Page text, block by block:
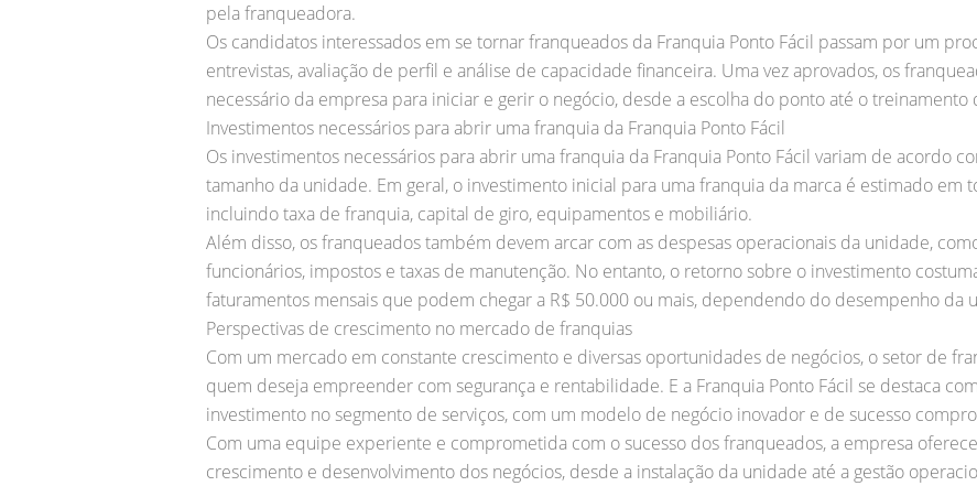
pela franqueadora.
Os candidatos interessados em se tornar franqueados da Franquia Ponto Fácil passam por um
entrevistas, avaliação de perfil e análise de capacidade financeira. Uma vez aprovados, os
necessário da empresa para iniciar e gerir o negócio, desde a escolha do ponto até o treinamento
Investimentos necessários para abrir uma franquia da Franquia Ponto Fácil
Os investimentos necessários para abrir uma franquia da Franquia Ponto Fácil variam de acordo
tamanho da unidade. Em geral, o investimento inicial para uma franquia da marca é estimado em
incluindo taxa de franquia, capital de giro, equipamentos e mobiliário.
Além disso, os franqueados também devem arcar com as despesas operacionais da unidade,
funcionários, impostos e taxas de manutenção. No entanto, o retorno sobre o investimento
faturamentos mensais que podem chegar a R$ 50.000 ou mais, dependendo do desempenho da
Perspectivas de crescimento no mercado de franquias
Com um mercado em constante crescimento e diversas oportunidades de negócios, o setor de
quem deseja empreender com segurança e rentabilidade. E a Franquia Ponto Fácil se destaca
investimento no segmento de serviços, com um modelo de negócio inovador e de sucesso
Com uma equipe experiente e comprometida com o sucesso dos franqueados, a empresa
crescimento e desenvolvimento dos negócios, desde a instalação da unidade até a gestão